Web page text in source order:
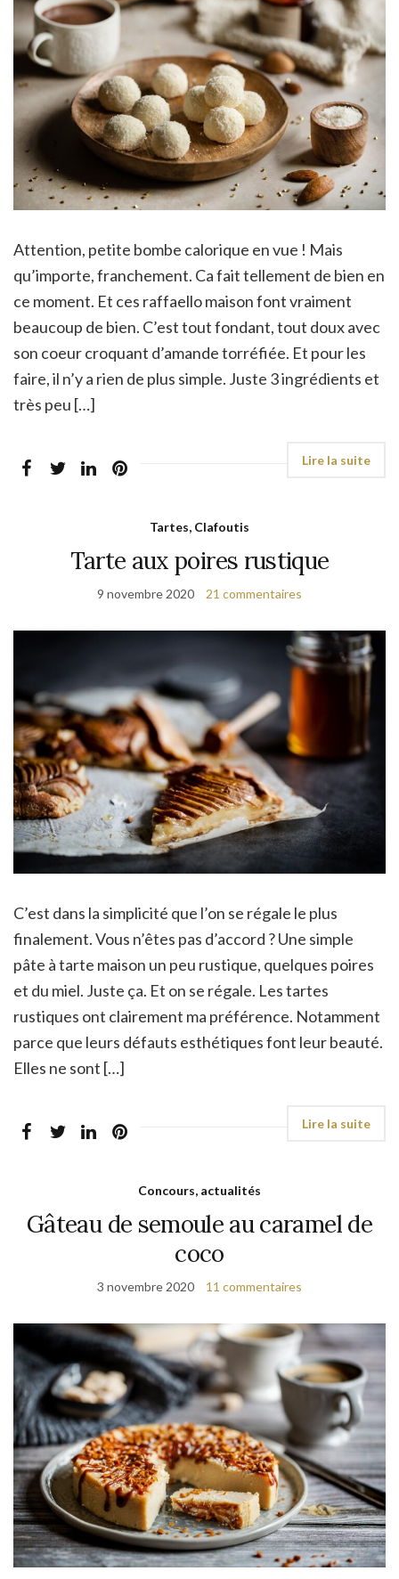
Attention, petite bombe calorique en vue ! Mais
qu’importe, franchement. Ca fait tellement de bien en
ce moment. Et ces raffaello maison font vraiment
beaucoup de bien. C’est tout fondant, tout doux avec
son coeur croquant d’amande torréfiée. Et pour les
faire, il n’y a rien de plus simple. Juste 3 ingrédients et
très peu […]
Tartes, Clafoutis
Tarte aux poires rustique
9 novembre 2020 21 commentaires
C’est dans la simplicité que l’on se régale le plus
finalement. Vous n’êtes pas d’accord ? Une simple
pâte à tarte maison un peu rustique, quelques poires
et du miel. Juste ça. Et on se régale. Les tartes
rustiques ont clairement ma préférence. Notamment
parce que leurs défauts esthétiques font leur beauté.
Elles ne sont […]
Concours, actualités
Gâteau de semoule au caramel de
coco
3 novembre 2020 11 commentaires